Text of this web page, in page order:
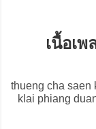
เนื้อเ
thueng cha saen
klai phiang